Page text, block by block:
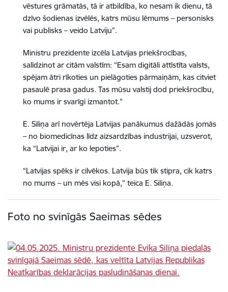
vēstures grāmatās, tā ir atbildība, ko nesam ik dienu, tā
dzīvo šodienas izvēlēs, katrs mūsu lēmums – personisks
vai publisks – veido Latviju”.
Ministru prezidente izcēla Latvijas priekšrocības,
salīdzinot ar citām valstīm: “Esam digitāli attīstīta valsts,
spējam ātri rīkoties un pielāgoties pārmaiņām, kas citviet
pasaulē prasa gadus. Tas mūsu valstij dod priekšrocību,
ko mums ir svarīgi izmantot.”
E. Siliņa arī novērtēja Latvijas panākumus dažādās jomās
– no biomedicīnas līdz aizsardzības industrijai, uzsverot,
ka “Latvijai ir, ar ko lepoties”.
“Latvijas spēks ir cilvēkos. Latvija būs tik stipra, cik katrs
no mums – un mēs visi kopā,” teica E. Siliņa.
Foto no svinīgās Saeimas sēdes